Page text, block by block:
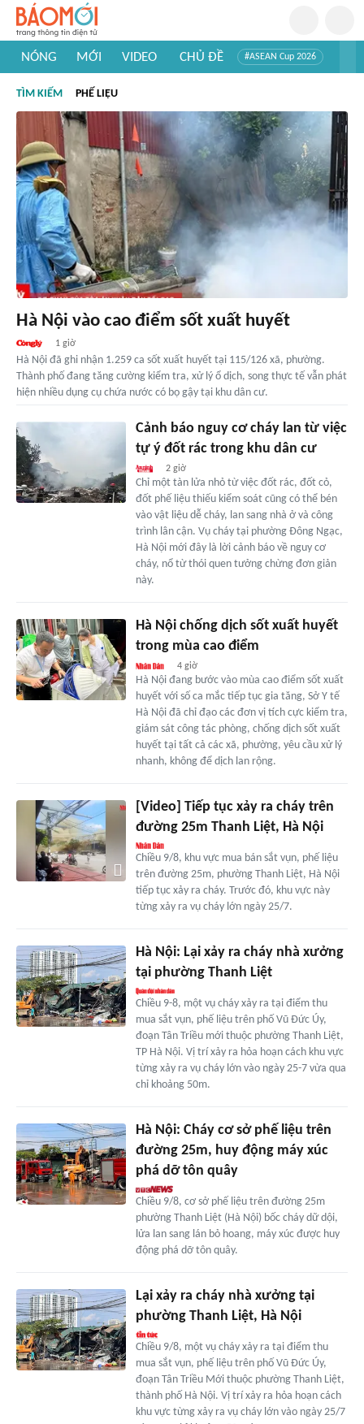
NÓNG MỚI VIDEO CHỦ ĐỀ #ASEAN Cup 2026
#Khám phá Việt Nam
TÌM KIẾM PHẾ LIỆU
Hà Nội vào cao điểm sốt xuất huyết
1 giờ
Hà Nội đã ghi nhận 1.259 ca sốt xuất huyết tại 115/126 xã, phường.
Thành phố đang tăng cường kiểm tra, xử lý ổ dịch, song thực tế vẫn phát
hiện nhiều dụng cụ chứa nước có bọ gậy tại khu dân cư.
Cảnh báo nguy cơ cháy lan từ việc
tự ý đốt rác trong khu dân cư
2 giờ
Chỉ một tàn lửa nhỏ từ việc đốt rác, đốt cỏ,
đốt phế liệu thiếu kiểm soát cũng có thể bén
vào vật liệu dễ cháy, lan sang nhà ở và công
trình lân cận. Vụ cháy tại phường Đông Ngạc,
Hà Nội mới đây là lời cảnh báo về nguy cơ
cháy, nổ từ thói quen tưởng chừng đơn giản
này.
Hà Nội chống dịch sốt xuất huyết
trong mùa cao điểm
4 giờ
Hà Nội đang bước vào mùa cao điểm sốt xuất
huyết với số ca mắc tiếp tục gia tăng, Sở Y tế
Hà Nội đã chỉ đạo các đơn vị tích cực kiểm tra,
giám sát công tác phòng, chống dịch sốt xuất
huyết tại tất cả các xã, phường, yêu cầu xử lý
nhanh, không để dịch lan rộng.
[Video] Tiếp tục xảy ra cháy trên
đường 25m Thanh Liệt, Hà Nội
Chiều 9/8, khu vực mua bán sắt vụn, phế liệu
trên đường 25m, phường Thanh Liệt, Hà Nội
tiếp tục xảy ra cháy. Trước đó, khu vực này
từng xảy ra vụ cháy lớn ngày 25/7.
Hà Nội: Lại xảy ra cháy nhà xưởng
tại phường Thanh Liệt
Chiều 9-8, một vụ cháy xảy ra tại điểm thu
mua sắt vụn, phế liệu trên phố Vũ Đức Úy,
đoạn Tân Triều mới thuộc phường Thanh Liệt,
TP Hà Nội. Vị trí xảy ra hỏa hoạn cách khu vực
từng xảy ra vụ cháy lớn vào ngày 25-7 vừa qua
chỉ khoảng 50m.
Hà Nội: Cháy cơ sở phế liệu trên
đường 25m, huy động máy xúc
phá dỡ tôn quây
Chiều 9/8, cơ sở phế liệu trên đường 25m
phường Thanh Liệt (Hà Nội) bốc cháy dữ dội,
lửa lan sang lán bỏ hoang, máy xúc được huy
động phá dỡ tôn quây.
Lại xảy ra cháy nhà xưởng tại
phường Thanh Liệt, Hà Nội
Chiều 9/8, một vụ cháy xảy ra tại điểm thu
mua sắt vụn, phế liệu trên phố Vũ Đức Úy,
đoạn Tân Triều Mới thuộc phường Thanh Liệt,
thành phố Hà Nội. Vị trí xảy ra hỏa hoạn cách
khu vực từng xảy ra vụ cháy lớn vào ngày 25/7